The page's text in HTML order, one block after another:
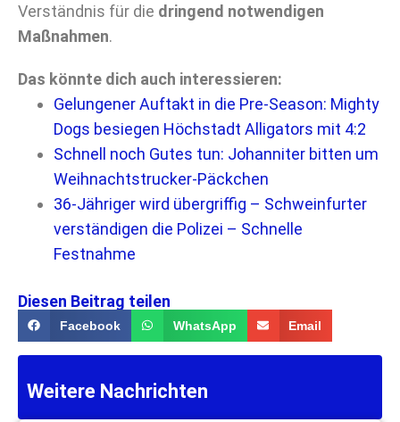
Verständnis für die dringend notwendigen
Maßnahmen.
Das könnte dich auch interessieren:
Gelungener Auftakt in die Pre-Season: Mighty
Dogs besiegen Höchstadt Alligators mit 4:2
Schnell noch Gutes tun: Johanniter bitten um
Weihnachtstrucker-Päckchen
36-Jähriger wird übergriffig – Schweinfurter
verständigen die Polizei – Schnelle
Festnahme
Diesen Beitrag teilen
Facebook WhatsApp Email
Weitere Nachrichten